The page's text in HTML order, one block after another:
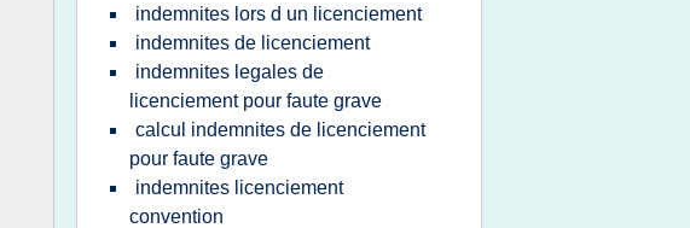
indemnites lors d un licenciement
indemnites de licenciement
indemnites legales de
licenciement pour faute grave
calcul indemnites de licenciement
pour faute grave
indemnites licenciement
convention